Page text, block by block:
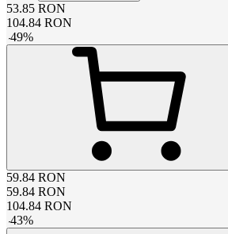
53.85 RON
104.84 RON
-49%
59.84 RON
59.84 RON
104.84 RON
-43%